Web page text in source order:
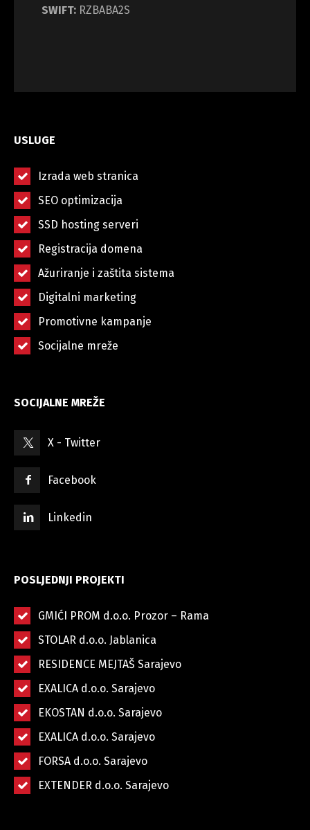
SWIFT: RZBABA2S
USLUGE
Izrada web stranica
SEO optimizacija
SSD hosting serveri
Registracija domena
Ažuriranje i zaštita sistema
Digitalni marketing
Promotivne kampanje
Socijalne mreže
SOCIJALNE MREŽE
X - Twitter
Facebook
Linkedin
POSLJEDNJI PROJEKTI
GMIĆI PROM d.o.o. Prozor – Rama
STOLAR d.o.o. Jablanica
RESIDENCE MEJTAŠ Sarajevo
EXALICA d.o.o. Sarajevo
EKOSTAN d.o.o. Sarajevo
EXALICA d.o.o. Sarajevo
FORSA d.o.o. Sarajevo
EXTENDER d.o.o. Sarajevo